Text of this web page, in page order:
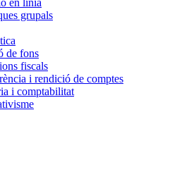
en línia
grupals
de fons
fiscals
i rendició de comptes
i comptabilitat